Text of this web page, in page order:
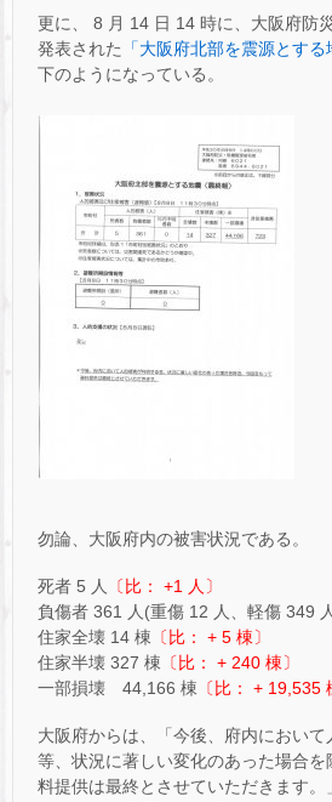
更に、 8 月 14 日 14 時に、大阪府防
発表された
「大阪府北部を震源とする
下のようになっている。
勿論、大阪府内の被害状況である。
死者 5 人
〔比： +1 人〕
負傷者 361 人(重傷 12 人、軽傷 349
住家全壊 14 棟 〔比： + 5 棟〕
住家半壊 327 棟 〔比： + 240 棟〕
一部損壊 44,166 棟 〔比： + 19,535
大阪府からは、「今後、府内において
等、状況に著しい変化のあった場合
料提供は最終とさせていただきます